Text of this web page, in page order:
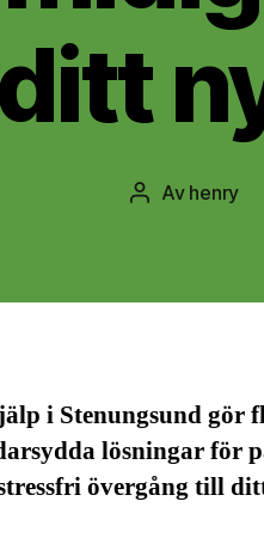
ditt
Av henry
i Stenungsund gör
lösningar för
övergång till